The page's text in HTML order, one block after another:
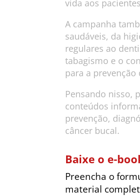
vida aos
A campanha
saudáveis, da
regulares ao
tabagismo e o
para a prevenção
Pensando nisso,
conteúdos
prevenção,
câncer bucal.
Baixe o e-
Preencha o
material